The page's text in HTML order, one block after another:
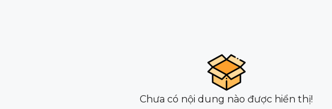
Chưa có nội dung nào được hiển thị!